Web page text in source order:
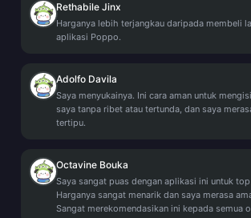
Rethabile Jinx
Harganya lebih terjangkau daripada membeli
aplikasi Poppo.
Adolfo Davila
Saya menyukainya. Ini cara aman untuk
saya tanpa ribet atau tertunda, dan saya
tertipu.
Octavine Bouka
Saya sangat puas dengan aplikasi ini untuk
Harganya sangat menarik dan saya merasa
Sangat merekomendasikan ini kepada semua